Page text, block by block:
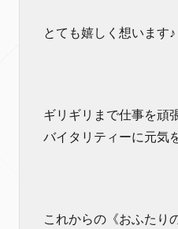
とても嬉しく想います♪
ギリギリまで仕事を頑
バイタリティーに元気
これからの《おふたり